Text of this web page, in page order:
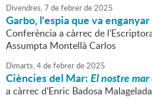
Divendres,7 defebrerde2025
Garbo, l'espia que va enganyar
Conferència a càrrec de
Assumpta Montellà Carlos
Dimarts,4defebrerde2025
Ciències del Mar:El nostre mar
a càrrec d'Enric Badosa